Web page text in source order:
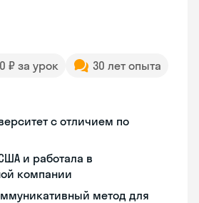
₽ за урок
30 лет опыта
с отличием по
и работала в
компании
метод для